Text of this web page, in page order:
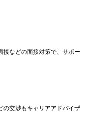
接などの面接対策で、サポー
の交渉もキャリアアドバイザ